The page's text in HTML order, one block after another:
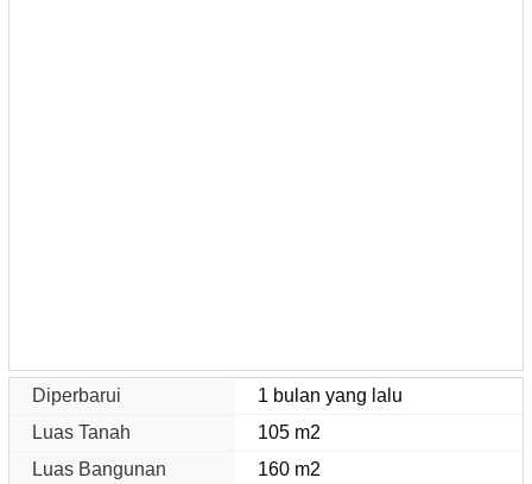
Diperbarui
1 bulan yang lalu
Luas Tanah
105 m2
Luas Bangunan
160 m2